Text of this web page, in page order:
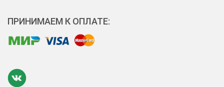
ПРИНИМАЕМ К ОПЛАТЕ: